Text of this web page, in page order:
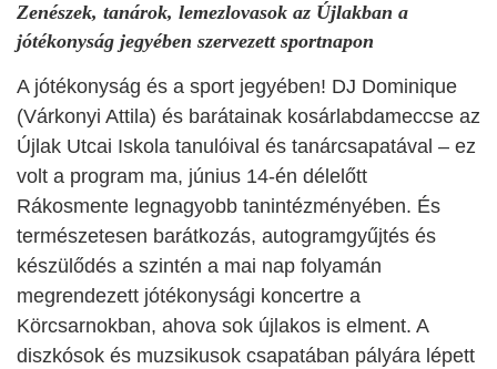
Zenészek, tanárok, lemezlovasok az Újlakban a
jótékonyság jegyében szervezett sportnapon
A jótékonyság és a sport jegyében! DJ Dominique
(Várkonyi Attila) és barátainak kosárlabdameccse az
Újlak Utcai Iskola tanulóival és tanárcsapatával – ez
volt a program ma, június 14-én délelőtt
Rákosmente legnagyobb tanintézményében. És
természetesen barátkozás, autogramgyűjtés és
készülődés a szintén a mai nap folyamán
megrendezett jótékonysági koncertre a
Körcsarnokban, ahova sok újlakos is elment. A
diszkósok és muzsikusok csapatában pályára lépett